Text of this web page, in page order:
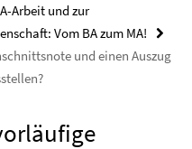
Arbeit und zur
Vom BA zum MA!
und einen Auszug